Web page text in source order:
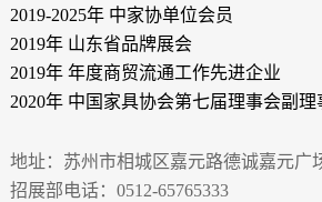
2019-2025年 中家协单位会员
2019年 山东省品牌展会
2019年 年度商贸流通工作先进企业
2020年 中国家具协会第七届理事会副理
地址：苏州市相城区嘉元路德诚嘉元广
招展部电话：0512-65765333